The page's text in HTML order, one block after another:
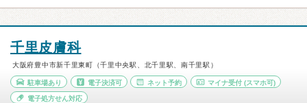
千里皮膚科
大阪府豊中市新千里東町（千里中央駅、北千里駅、南千里駅）
駐車場あり 電子決済可 ネット予約 マイナ受付 (スマホ可)
電子処方せん対応